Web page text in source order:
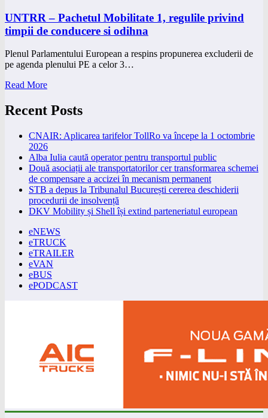
UNTRR – Pachetul Mobilitate 1, regulile privind
timpii de conducere si odihna
Plenul Parlamentului European a respins propunerea excluderii de
pe agenda plenului PE a celor 3…
Read More
Recent Posts
CNAIR: Aplicarea tarifelor TollRo va începe la 1 octombrie
2026
Alba Iulia caută operator pentru transportul public
Două asociații ale transportatorilor cer transformarea schemei
de compensare a accizei în mecanism permanent
STB a depus la Tribunalul București cererea deschiderii
procedurii de insolvență
DKV Mobility și Shell își extind parteneriatul european
eNEWS
eTRUCK
eTRAILER
eVAN
eBUS
ePODCAST